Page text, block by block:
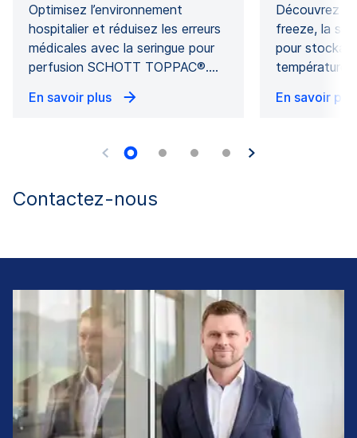
Optimisez l’environnement
hospitalier et réduisez les erreurs
médicales avec la seringue pour
perfusion SCHOTT TOPPAC®.…
En savoir plus
Découvrez
freeze, la
pour
température
En savoir
Contactez-nous